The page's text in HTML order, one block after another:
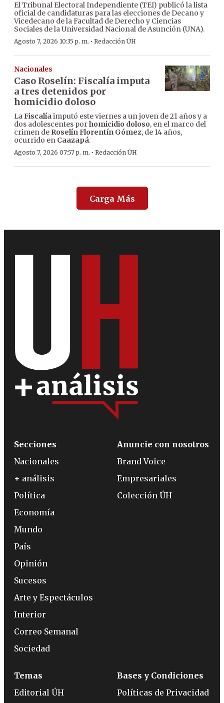
El Tribunal Electoral Independiente (TEI) publicó la lista
oficial de candidaturas para las elecciones de Decano y
Vicedecano de la Facultad de Derecho y Ciencias
Sociales de la Universidad Nacional de Asunción (UNA).
Agosto 7, 2026 10:35 p. m. · Redacción ÚH
Nacionales
Caso Roselín: Fiscalía imputa
a tres detenidos por
homicidio doloso
LaFiscalíaimputó este viernes a un joven de 21 años y a
dos adolescentes porhomicidio doloso, en el marco del
crimen de Roselín Florentín Gómez, de 14 años,
ocurrido en Caazapá.
Agosto 7, 2026 07:57 p. m. · Redacción ÚH
Carga Más
Secciones
Nacionales
+ análisis
Política
Economía
Mundo
País
Opinión
Sucesos
Arte y Espectáculos
Interior
Correo Semanal
Sociedad
Anuncie con nosotros
Brand Voice
Empresariales
Colección ÚH
Temas
Editorial ÚH
Bases y Condiciones
Políticas de Privacidad